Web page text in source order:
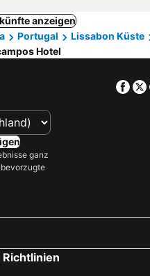
anzeigen
Portugal Lissabon Küste
Hotel
ganz